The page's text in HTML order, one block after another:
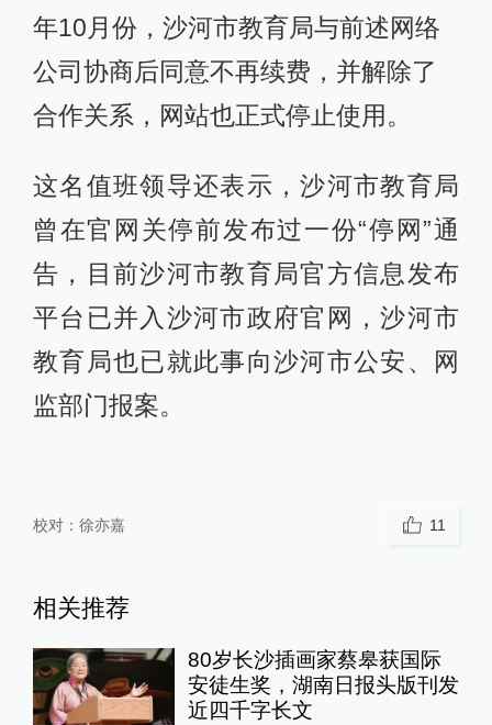
年10月份，沙河市教育局与前述网络
公司协商后同意不再续费，并解除了
合作关系，网站也正式停止使用。
这名值班领导还表示，沙河市教育局
曾在官网关停前发布过一份“停网”通
告，目前沙河市教育局官方信息发布
平台已并入沙河市政府官网，沙河市
教育局也已就此事向沙河市公安、网
监部门报案。
校对： 徐亦嘉 11
相关推荐
80岁长沙插画家蔡皋获国际
安徒生奖，湖南日报头版刊发
近四千字长文